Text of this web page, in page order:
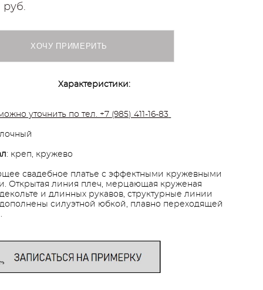
pуб.
ХОЧУ ПРИМЕРИТЬ
Характеристики:
уточнить по тел. +7 (985) 411-16-83
: креп, кружево
свадебное платье с эффектными кружевными
Открытая линия плеч, мерцающая круженая
и длинных рукавов, структурные линии
силуэтной юбкой, плавно переходящей